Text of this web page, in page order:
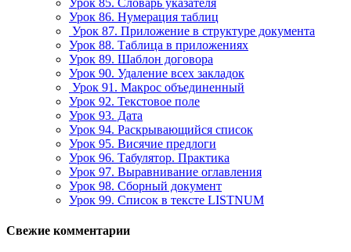
Урок 85. Словарь указателя
Урок 86. Нумерация таблиц
Урок 87. Приложение в структуре документа
Урок 88. Таблица в приложениях
Урок 89. Шаблон договора
Урок 90. Удаление всех закладок
Урок 91. Макрос объединенный
Урок 92. Текстовое поле
Урок 93. Дата
Урок 94. Раскрывающийся список
Урок 95. Висячие предлоги
Урок 96. Табулятор. Практика
Урок 97. Выравнивание оглавления
Урок 98. Сборный документ
Урок 99. Список в тексте LISTNUM
Свежие комментарии